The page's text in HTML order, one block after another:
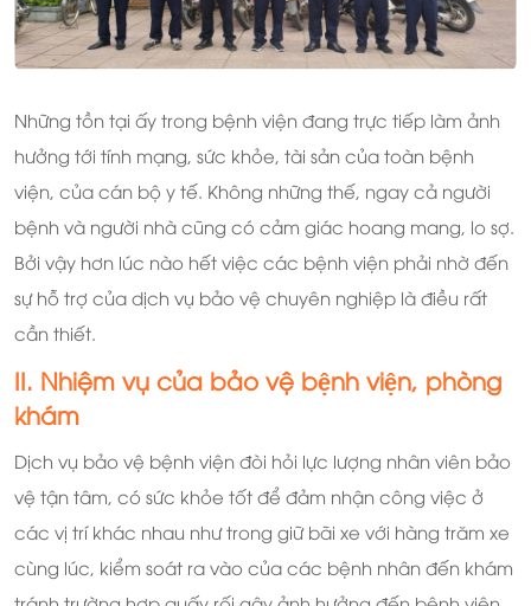
Những tồn tại ấy trong bệnh viện đang trực tiếp làm ảnh
hưởng tới tính mạng, sức khỏe, tài sản của toàn bệnh
viện, của cán bộ y tế. Không những thế, ngay cả người
bệnh và người nhà cũng có cảm giác hoang mang, lo sợ.
Bởi vậy hơn lúc nào hết việc các bệnh viện phải nhờ đến
sự hỗ trợ của dịch vụ bảo vệ chuyên nghiệp là điều rất
cần thiết.
II. Nhiệm vụ của bảo vệ bệnh viện, phòng
khám
Dịch vụ bảo vệ bệnh viện đòi hỏi lực lượng nhân viên bảo
vệ tận tâm, có sức khỏe tốt để đảm nhận công việc ở
các vị trí khác nhau như trong giữ bãi xe với hàng trăm xe
cùng lúc, kiểm soát ra vào của các bệnh nhân đến khám